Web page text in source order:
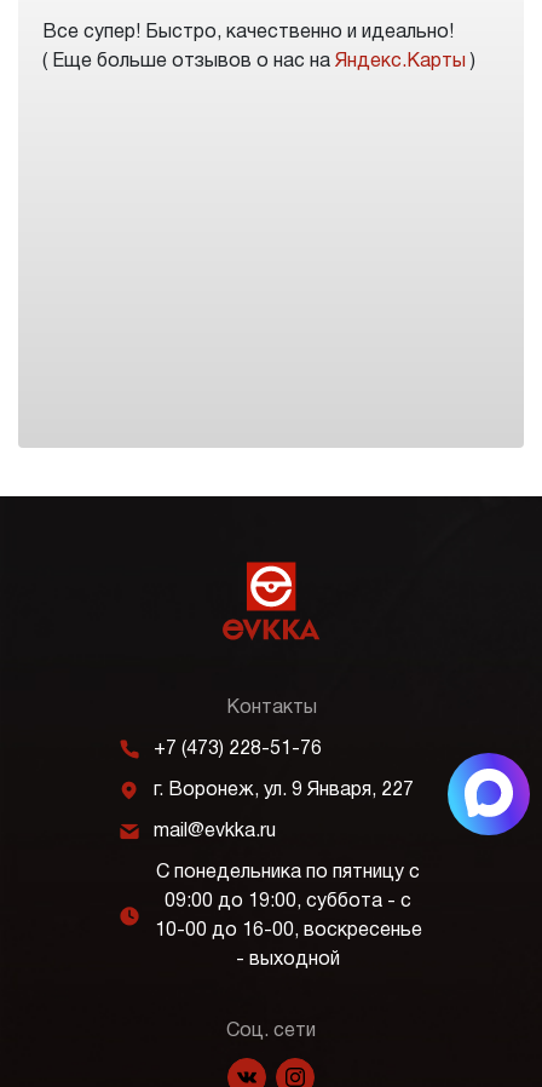
Все супер! Быстро, качественно и идеально!
( Еще больше отзывов о нас на Яндекс.Карты )
Контакты
m +7 (473) 228-51-76
j г. Воронеж, ул. 9 Января, 227
k mail@evkka.ru
l
С понедельника по пятницу с
09:00 до 19:00, суббота - с
10-00 до 16-00, воскресенье
- выходной
Соц. сети
f p